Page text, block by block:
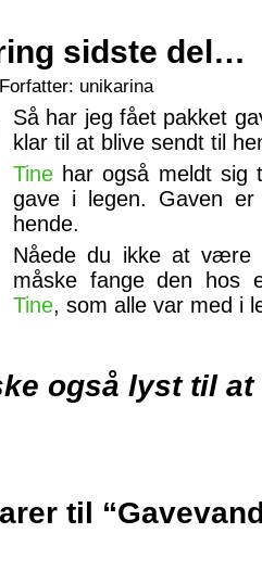
sidste del…
unikarina
Så har jeg fået pakket
klar til at blive sendt til
Tine har også meldt sig
gave i legen. Gaven
hende.
Nåede du ikke at
måske fange den hos
Tine, som alle var med i
også lyst til
til